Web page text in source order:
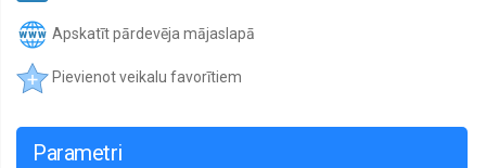
Apskatīt pārdevēja mājaslapā
Pievienot veikalu favorītiem
Parametri